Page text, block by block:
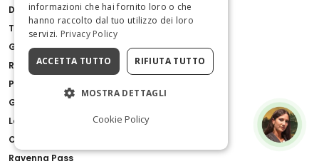
Duomo di Milano
Torre di Pisa
Galleria Borghese
Reggia di Caserta
Palazzo Barberini
Giro in Gondola a Venezia con Commento
Lago di Como, Bellagio & Lugano da Milano
Catacombe di San Gennaro
Ravenna Pass
informazioni che hai fornito loro o che
hanno raccolto dal tuo utilizzo dei loro
servizi. Privacy Policy
ACCETTA TUTTO RIFIUTA TUTTO
MOSTRA DETTAGLI
Cookie Policy